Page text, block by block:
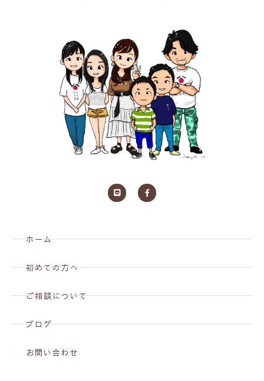
ホーム
初めての方へ
ご相談について
ブログ
お問い合わせ